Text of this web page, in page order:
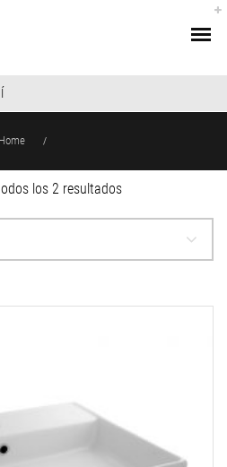
Home /
los 2 resultadosSorted